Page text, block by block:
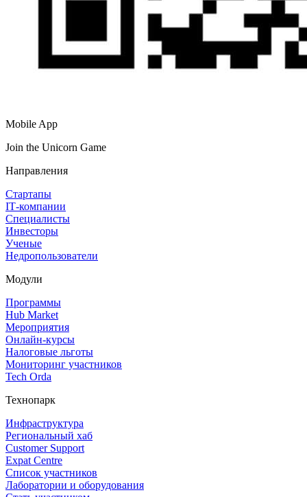
Mobile App
Join the Unicorn Game
Направления
Стартапы
IT‑компании
Специалисты
Инвесторы
Ученые
Недропользователи
Модули
Программы
Hub Market
Мероприятия
Онлайн‑курсы
Налоговые льготы
Мониторинг участников
Tech Orda
Технопарк
Инфраструктура
Региональный хаб
Customer Support
Expat Centre
Список участников
Лаборатории и оборудования